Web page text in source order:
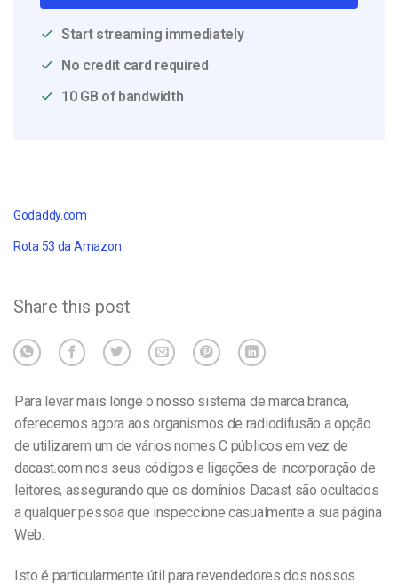
Start streaming immediately
No credit card required
10 GB of bandwidth
Godaddy.com
Rota 53 da Amazon
Share this post
Para levar mais longe o nosso sistema de marca branca,
oferecemos agora aos organismos de radiodifusão a opção
de utilizarem um de vários nomes C públicos em vez de
dacast.com nos seus códigos e ligações de incorporação de
leitores, assegurando que os domínios Dacast são ocultados
a qualquer pessoa que inspeccione casualmente a sua página
Web.
Isto é particularmente útil para revendedores dos nossos